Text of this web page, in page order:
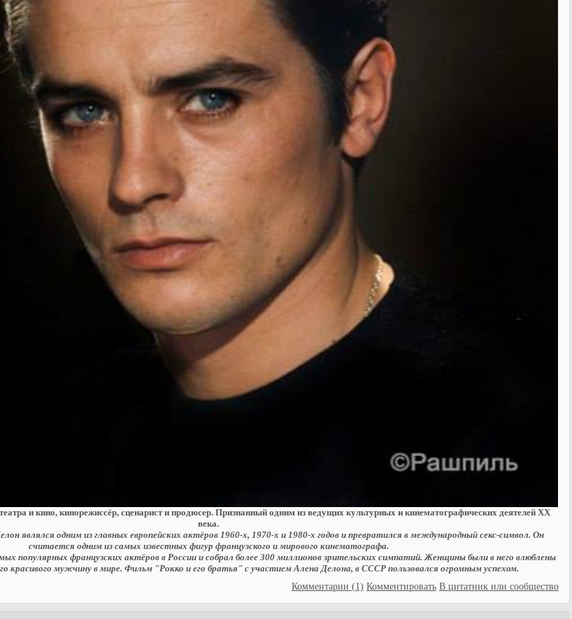
и кино, кинорежиссёр, сценарист и продюсер. Признанный одним из ведущих культурных и кинематографических деятелей XX
века.
являлся одним из главных европейских актёров 1960-х, 1970-х и 1980-х годов и превратился в международный секс-символ. Он
считается одним из самых известных фигур французского и мирового кинематографа.
популярных французских актёров в России и собрал более 300 миллионов зрительских симпатий. Женщины были в него влюблены
красивого мужчину в мире. Фильм "Рокко и его братья" с участием Алена Делона, в СССР пользовался огромным успехом.
Комментарии (1) Комментировать В цитатник или сообщество